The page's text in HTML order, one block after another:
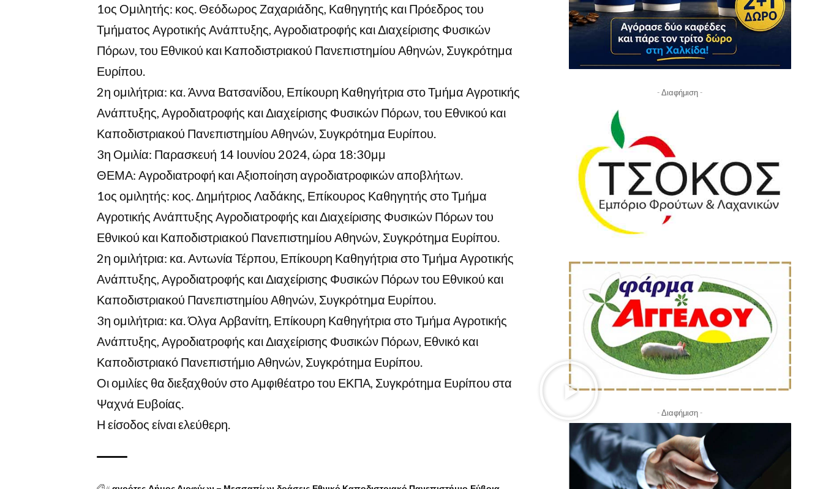
1ος Ομιλητής: κος. Θεόδωρος Ζαχαριάδης, Καθηγητής και Πρόεδρος του
Τμήματος Αγροτικής Ανάπτυξης, Αγροδιατροφής και Διαχείρισης Φυσικών
Πόρων, του Εθνικού και Καποδιστριακού Πανεπιστημίου Αθηνών, Συγκρότημα
Ευρίπου.
2η ομιλήτρια: κα. Άννα Βατσανίδου, Επίκουρη Καθηγήτρια στο Τμήμα Αγροτικής
Ανάπτυξης, Αγροδιατροφής και Διαχείρισης Φυσικών Πόρων, του Εθνικού και
Καποδιστριακού Πανεπιστημίου Αθηνών, Συγκρότημα Ευρίπου.
3η Ομιλία: Παρασκευή 14 Ιουνίου 2024, ώρα 18:30μμ
ΘΕΜΑ: Αγροδιατροφή και Αξιοποίηση αγροδιατροφικών αποβλήτων.
1ος ομιλητής: κος. Δημήτριος Λαδάκης, Επίκουρος Καθηγητής στο Τμήμα
Αγροτικής Ανάπτυξης Αγροδιατροφής και Διαχείρισης Φυσικών Πόρων του
Εθνικού και Καποδιστριακού Πανεπιστημίου Αθηνών, Συγκρότημα Ευρίπου.
2η ομιλήτρια: κα. Αντωνία Τέρπου, Επίκουρη Καθηγήτρια στο Τμήμα Αγροτικής
Ανάπτυξης, Αγροδιατροφής και Διαχείρισης Φυσικών Πόρων του Εθνικού και
Καποδιστριακού Πανεπιστημίου Αθηνών, Συγκρότημα Ευρίπου.
3η ομιλήτρια: κα. Όλγα Αρβανίτη, Επίκουρη Καθηγήτρια στο Τμήμα Αγροτικής
Ανάπτυξης, Αγροδιατροφής και Διαχείρισης Φυσικών Πόρων, Εθνικό και
Καποδιστριακό Πανεπιστήμιο Αθηνών, Συγκρότημα Ευρίπου.
Οι ομιλίες θα διεξαχθούν στο Αμφιθέατρο του ΕΚΠΑ, Συγκρότημα Ευρίπου στα
Ψαχνά Ευβοίας.
Η είσοδος είναι ελεύθερη.
- Διαφήμιση -
- Διαφήμιση -